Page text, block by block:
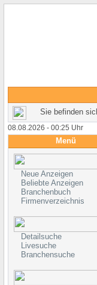
Sie befinden
08.08.2026 - 00:25 Uhr
Menü
Neue Anzeigen
Beliebte Anzeigen
Branchenbuch
Firmenverzeichnis
Detailsuche
Livesuche
Branchensuche